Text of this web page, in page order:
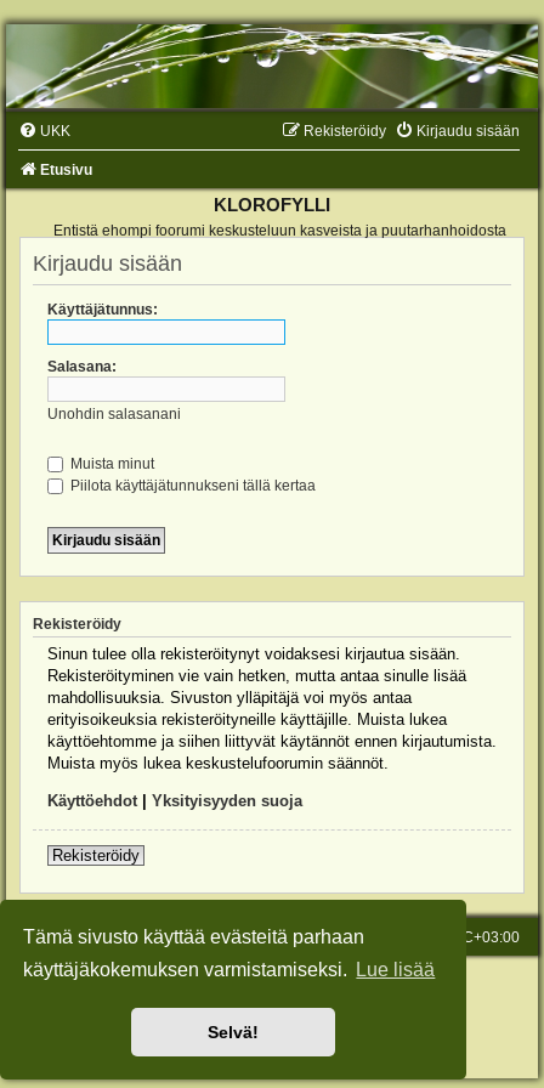
Tämä sivusto käyttää evästeitä parhaan
käyttäjäkokemuksen varmistamiseksi.
Lue lisää
Selvä!
UKK Kirjaudu sisään
Rekisteröidy
Etusivu
KLOROFYLLI
Entistä ehompi foorumi keskusteluun kasveista ja puutarhanhoidosta
Kirjaudu sisään
Käyttäjätunnus:
Salasana:
Unohdin salasanani
Muista minut
Piilota käyttäjätunnukseni tällä kertaa
Rekisteröidy
Sinun tulee olla rekisteröitynyt voidaksesi kirjautua sisään.
Rekisteröityminen vie vain hetken, mutta antaa sinulle lisää
mahdollisuuksia. Sivuston ylläpitäjä voi myös antaa
erityisoikeuksia rekisteröityneille käyttäjille. Muista lukea
käyttöehtomme ja siihen liittyvät käytännöt ennen kirjautumista.
Muista myös lukea keskustelufoorumin säännöt.
Käyttöehdot| Yksityisyyden suoja
Rekisteröidy
Etusivu Kaikki ajat ovat UTC+03:00
Viesti Ylläpidolle
Keskustelufoorumin ohjelmistophpBB® Forum Software © phpBB Limited